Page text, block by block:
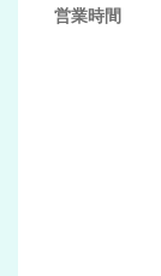
営業時間